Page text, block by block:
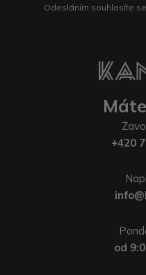
Odesláním souhlasíte se
+420
od